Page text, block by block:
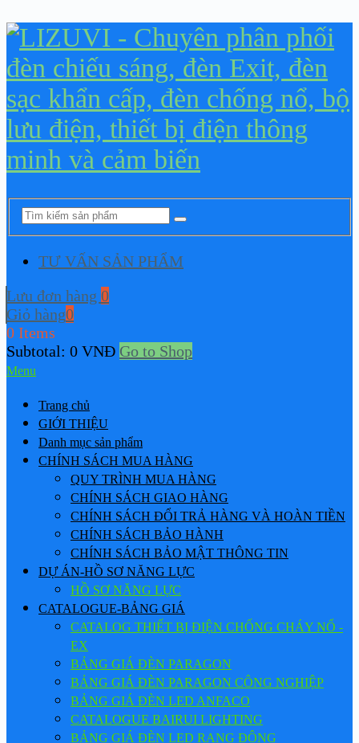
TƯ VẤN SẢN PHẨM
Lưu đơn hàng 0
Giỏ hàng0
0 Items
Subtotal: 0 VNĐ Go to Shop
Menu
Trang chủ
GIỚI THIỆU
Danh mục sản phẩm
CHÍNH SÁCH MUA HÀNG
QUY TRÌNH MUA HÀNG
CHÍNH SÁCH GIAO HÀNG
CHÍNH SÁCH ĐỔI TRẢ HÀNG VÀ HOÀN TIỀN
CHÍNH SÁCH BẢO HÀNH
CHÍNH SÁCH BẢO MẬT THÔNG TIN
DỰ ÁN-HỒ SƠ NĂNG LỰC
HỒ SƠ NĂNG LỰC
CATALOGUE-BẢNG GIÁ
CATALOG THIẾT BỊ ĐIỆN CHỐNG CHÁY NỔ -
EX
BẢNG GIÁ ĐÈN PARAGON
BẢNG GIÁ ĐÈN PARAGON CÔNG NGHIỆP
BẢNG GIÁ ĐÈN LED ANFACO
CATALOGUE BAIRUI LIGHTING
BẢNG GIÁ ĐÈN LED RẠNG ĐÔNG